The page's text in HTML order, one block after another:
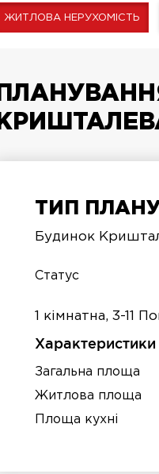
ЖИТЛОВА НЕРУХОМІСТЬ
ТИП
Будинок
Статус
1 кімнатна, 3-11
Характеристики
Загальна площа
Житлова площа
Площа кухні